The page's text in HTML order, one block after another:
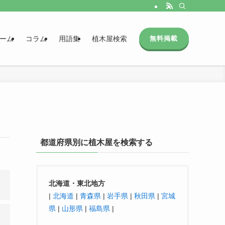
ム コラム 用語集 植木屋検索 無料掲載
都道府県別に植木屋を検索する
北海道・東北地方
| 北海道 | 青森県 | 岩手県 | 秋田県 | 宮城
県 | 山形県 | 福島県 |